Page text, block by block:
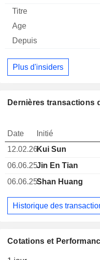
Cotations et
Plus d'insiders
Dernières transactions
Date Initié
12.02.26Kui Sun
06.06.25Jin En Tian
06.06.25Shan Huang
Historique des